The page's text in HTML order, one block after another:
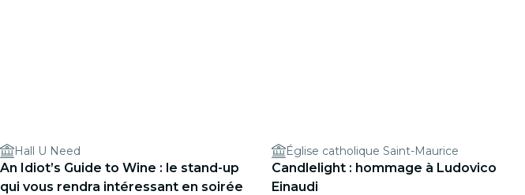
Hall U Need
An Idiot’s Guide to Wine : le stand-up
qui vous rendra intéressant en soirée
Église catholique Saint-Maurice
Candlelight : hommage à Ludovico
Einaudi